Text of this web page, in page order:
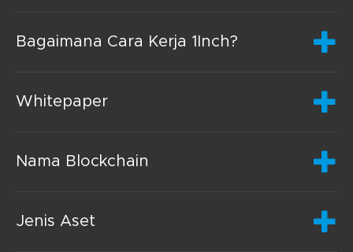
Bagaimana Cara Kerja 1Inch?
Whitepaper
Nama Blockchain
Jenis Aset